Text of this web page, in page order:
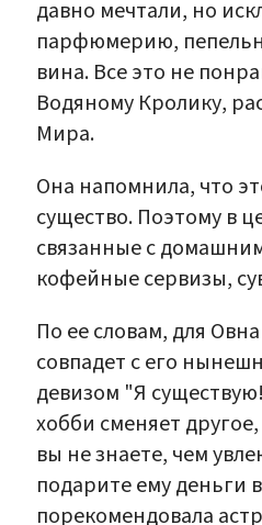
давно мечтали, но
парфюмерию,
вина. Все это не
Водяному Кролику,
Мира.
Она напомнила, что
существо. Поэтому в
связанные с
кофейные сервизы,
По ее словам, для
совпадет с его
девизом "Я
хобби сменяет
вы не знаете, чем
подарите ему деньги
порекомендовала